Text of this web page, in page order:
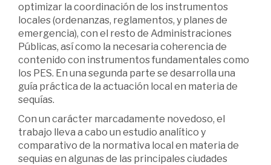
optimizar la coordinación de los instrumentos
locales (ordenanzas, reglamentos, y planes de
emergencia), con el resto de Administraciones
Públicas, así como la necesaria coherencia de
contenido con instrumentos fundamentales como
los PES. En una segunda parte se desarrolla una
guía práctica de la actuación local en materia de
sequías.
Con un carácter marcadamente novedoso, el
trabajo lleva a cabo un estudio analítico y
comparativo de la normativa local en materia de
sequias en algunas de las principales ciudades